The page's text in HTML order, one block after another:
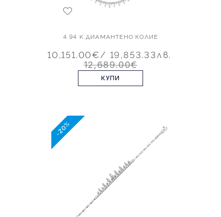
4.94 K ДИАМАНТЕНО КОЛИЕ
10,151.00€/ 19,853.33лв.
12,689.00€
КУПИ
-20%